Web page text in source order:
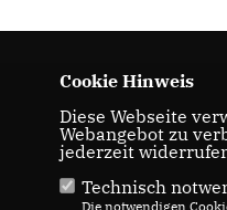
Cookie Hinweis
Diese Webseite
Webangebot zu
jederzeit
Technisch
Die notwendigen